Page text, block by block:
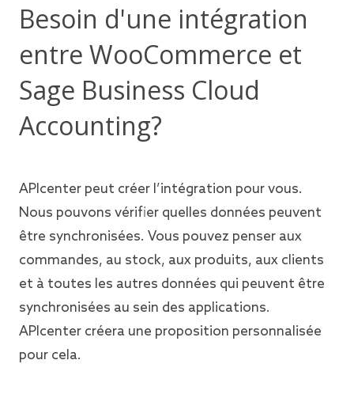
Besoin d'une intégration
entre WooCommerce et
Sage Business Cloud
Accounting?
APIcenter peut créer l’intégration pour vous.
Nous pouvons vérifier quelles données peuvent
être synchronisées. Vous pouvez penser aux
commandes, au stock, aux produits, aux clients
et à toutes les autres données qui peuvent être
synchronisées au sein des applications.
APIcenter créera une proposition personnalisée
pour cela.